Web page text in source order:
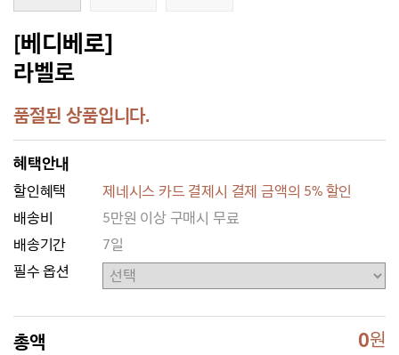
[베디베로]
라벨로
품절된 상품입니다.
혜택안내
할인혜택
제네시스 카드 결제시 결제 금액의 5% 할인
배송비
5만원 이상 구매시 무료
배송기간
7일
필수 옵션
총액 0원